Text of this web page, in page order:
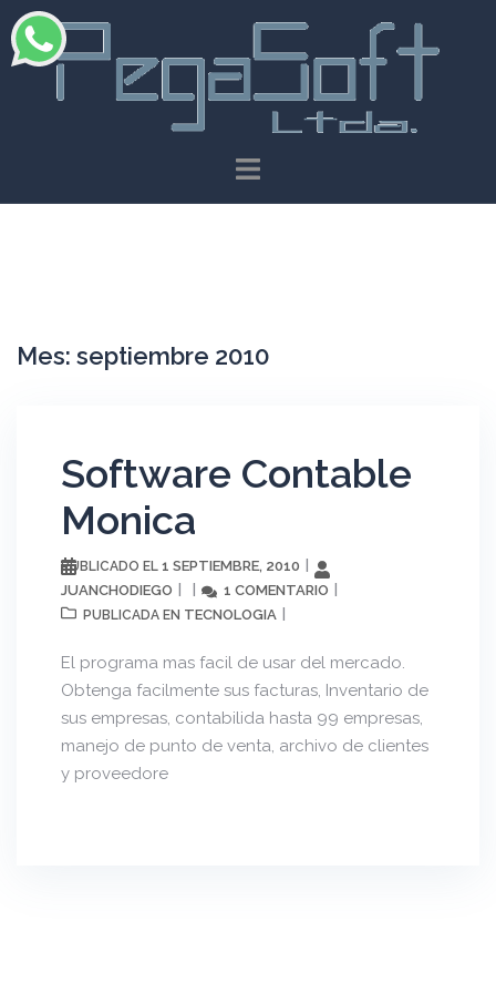
Saltar
al
contenido
Mes: septiembre 2010
Software Contable
Monica
PUBLICADO EL 1 SEPTIEMBRE, 2010
JUANCHODIEGO
1 COMENTARIO
PUBLICADA EN TECNOLOGIA
El programa mas facil de usar del mercado.
Obtenga facilmente sus facturas, Inventario de
sus empresas, contabilida hasta 99 empresas,
manejo de punto de venta, archivo de clientes
y proveedore